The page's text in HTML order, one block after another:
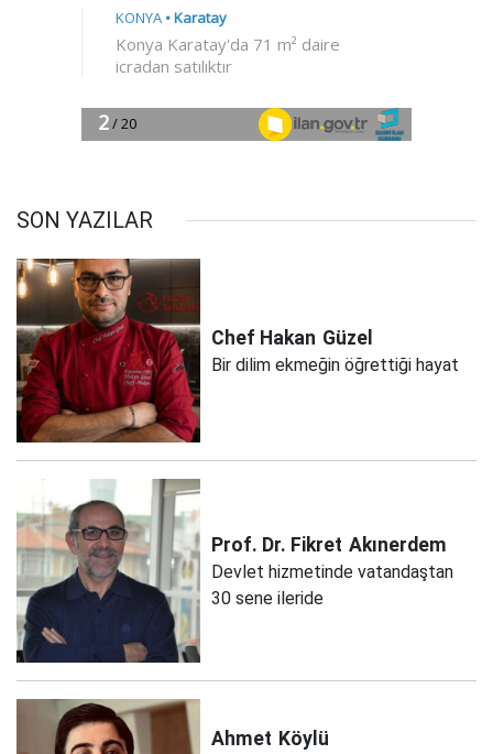
SON YAZILAR
Chef Hakan Güzel
Bir dilim ekmeğin öğrettiği hayat
Prof. Dr. Fikret Akınerdem
Devlet hizmetinde vatandaştan
30 sene ileride
Ahmet Köylü